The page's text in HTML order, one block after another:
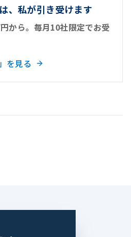
、私が引き受けます
から。毎月10社限定でお受
を見る